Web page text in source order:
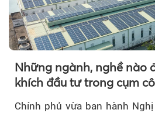
Những ngành, nghề nào
khích đầu tư trong cụm
Chính phủ vừa ban hành